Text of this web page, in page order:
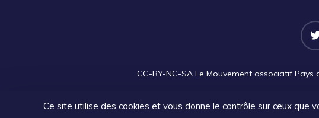
CC-BY-NC-SA Le Mouvement associatif Pays
Ce site utilise des cookies et vous donne le contrôle sur ceux que